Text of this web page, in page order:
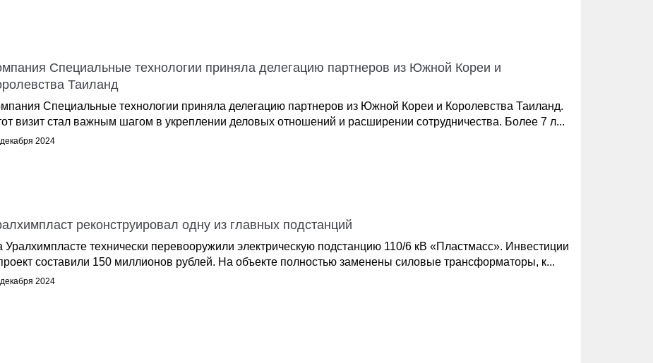
Специальные технологии приняла делегацию партнеров из Южной Кореи и
Таиланд
Специальные технологии приняла делегацию партнеров из Южной Кореи и Королевства Таиланд.
визит стал важным шагом в укреплении деловых отношений и расширении сотрудничества. Более 7 л...
2024
реконструировал одну из главных подстанций
Уралхимпласте технически перевооружили электрическую подстанцию 110/6 кВ «Пластмасс». Инвестиции
составили 150 миллионов рублей. На объекте полностью заменены силовые трансформаторы, к...
2024